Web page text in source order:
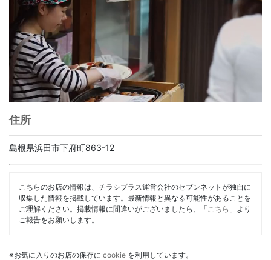
住所
島根県浜田市下府町863-12
こちらのお店の情報は、チラシプラス運営会社のセブンネットが独自に
収集した情報を掲載しています。最新情報と異なる可能性があることを
ご理解ください。掲載情報に間違いがございましたら、「 こちら 」より
ご報告をお願いします。
※お気に入りのお店の保存に cookie を利用しています。